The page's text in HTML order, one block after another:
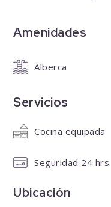
Amenidades
Alberca
Servicios
Cocina equipada
Seguridad 24 hrs.
Ubicación